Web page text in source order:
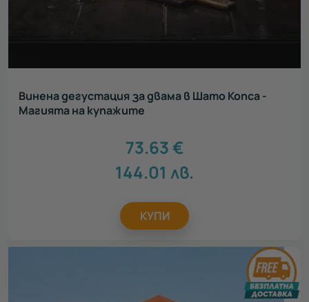
Винена дегустация за двама в Шато Копса -
Магията на купажите
73.63€
144.01 лв.
КУПИ